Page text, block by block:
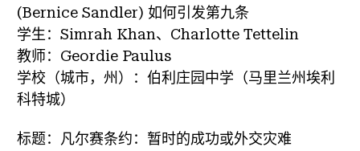
(Bernice Sandler) 如何引发第九条
学生：Simrah Khan、Charlotte Tettelin
教师：Geordie Paulus
学校（城市，州）：伯利庄园中学（马里兰州埃利
科特城）
标题：凡尔赛条约：暂时的成功或外交灾难